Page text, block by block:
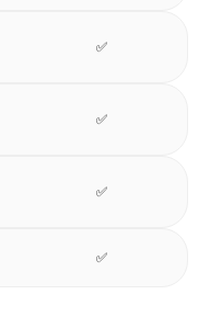
✅
✅
✅
✅